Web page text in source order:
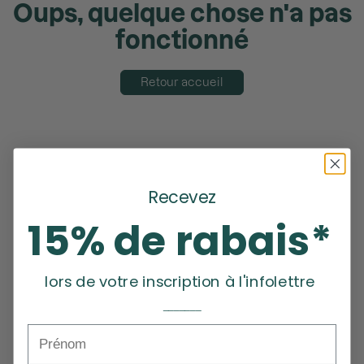
Oups, quelque chose n'a pas
fonctionné
Retour accueil
Recevez
15% de rabais*
lors de votre inscription à l'infolettre